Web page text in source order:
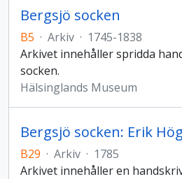
Bergsjö socken
B5 · Arkiv · 1745-1838
Arkivet innehåller spridda
socken.
Hälsinglands Museum
Bergsjö socken: Erik
B29 · Arkiv · 1785
Arkivet innehåller en